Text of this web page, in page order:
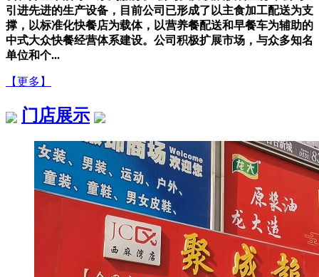
引进先进的生产设备，目前公司已形成了以主食加工配送为支
撑，以标准化快餐店为载体，以营养餐配送和早餐车为辅助的
中式大众快餐经营体系建设。公司积极扩展市场，与众多知名
单位和个...
【更多】
门店展示